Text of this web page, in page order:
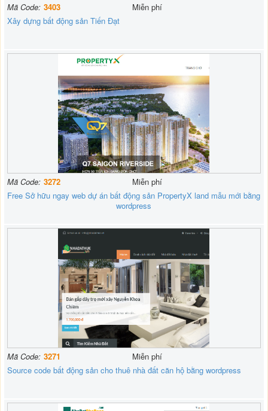
Mã Code: 3403
Miễn phí
Xây dựng bất động sản Tiến Đạt
Mã Code: 3272
Miễn phí
Free Sở hữu ngay web dự án bất động sản PropertyX land mẫu mới bằng
wordpress
Mã Code: 3271
Miễn phí
Source code bất động sản cho thuê nhà đất căn hộ bằng wordpress